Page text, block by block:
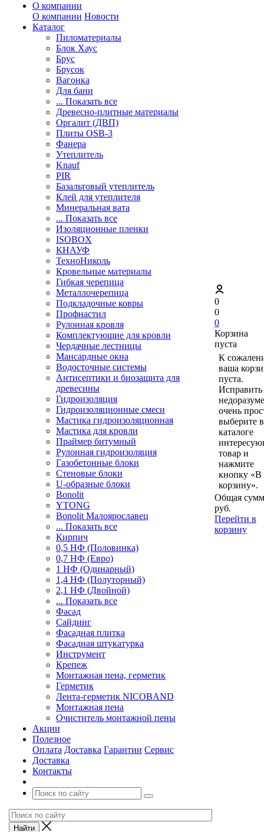
О компании
О компании Новости
Каталог
Пиломатериалы
Блок Хаус
Брус
Брусок
Вагонка
Для бани
... Показать все
Древесно-плитные материалы
Оргалит (ДВП)
Плиты OSB-3
Фанера
Утеплитель
Knauf
PIR
Базальтовый утеплитель
Клей для утеплителя
Минеральная вата
... Показать все
Изоляционные пленки
ISOBOX
КНАУФ
ТехноНиколь
Кровельные материалы
Гибкая черепица
Металлочерепица
Подкладочные ковры
Профнастил
Рулонная кровля
Комплектующие для кровли
Чердачные лестницы
Мансардные окна
Водосточные системы
Антисептики и биозащита для
древесины
Гидроизоляция
Гидроизоляционные смеси
Мастика гидроизоляционная
Мастика для кровли
Праймер битумный
Рулонная гидроизоляция
Газобетонные блоки
Стеновые блоки
U-образные блоки
Bonolit
YTONG
Bonolit Малоярославец
... Показать все
Кирпич
0,5 НФ (Половинка)
0,7 НФ (Евро)
1 НФ (Одинарный)
1,4 НФ (Полуторный)
2,1 НФ (Двойной)
... Показать все
Фасад
Сайдинг
Фасадная плитка
Фасадная штукатурка
Инструмент
Крепеж
Монтажная пена, герметик
Герметик
Лента-герметик NICOBAND
Монтажная пена
Очиститель монтажной пены
Акции
Полезное
Оплата Доставка Гарантии Сервис
Доставка
Контакты
0
0
0
Корзина
пуста
К
ваша
пуста.
Исправить
очень
выберите в
каталоге
товар и
нажмите
кнопку «В
корзину».
Общая
руб.
Перейти в
корзину